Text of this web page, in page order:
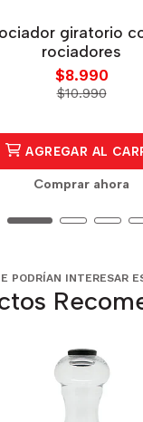
giratorio
rociadores
$8.990
$10.990
AGREGAR AL
Comprar ahora
PODRÍAN INTERESAR